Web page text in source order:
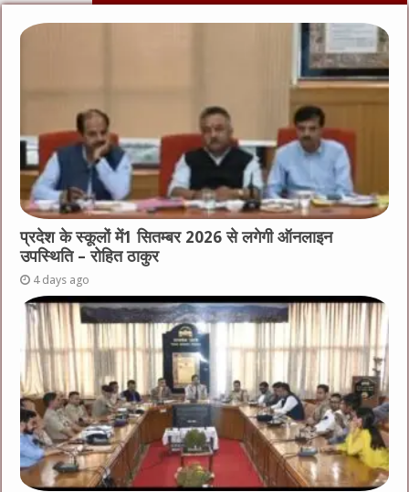
प्रदेश के स्कूलों में1 सितम्बर 2026 से लगेगी ऑनलाइन
उपस्थिति – रोहित ठाकुर
4 days ago